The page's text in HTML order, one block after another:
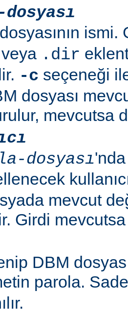
veya .dir
-c seçeneği
dosyası
mevcutsa
dosyası
mevcut
Girdi
DBM
parola.